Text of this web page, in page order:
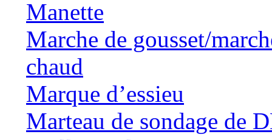
Manette
Marche de gousset/
chaud
Marque d’essieu
Marteau de sondage de